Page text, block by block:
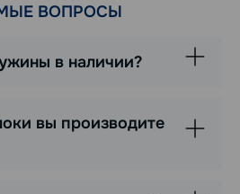
ВОПРОСЫ
в наличии?
вы производите